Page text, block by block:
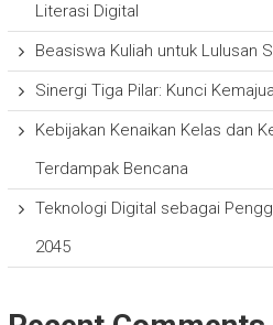
Literasi Digital
Beasiswa Kuliah untuk Lulusan
Sinergi Tiga Pilar: Kunci
Kebijakan Kenaikan Kelas dan
Terdampak Bencana
Teknologi Digital sebagai
2045